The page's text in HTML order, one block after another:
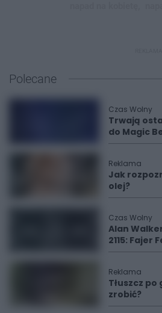
Polecane
Czas Wolny
Trwają
do Magic
Reklama
Jak
olej?
Czas Wolny
Alan
2115: Fajer
Reklama
Tłuszcz po
zrobić?